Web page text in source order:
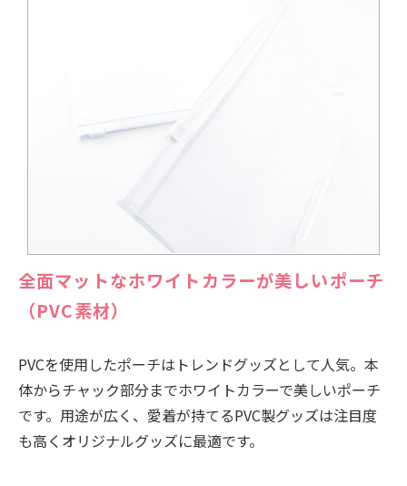
全面マットなホワイトカラーが美しいポーチ
（PVC素材）
PVCを使用したポーチはトレンドグッズとして人気。本
体からチャック部分までホワイトカラーで美しいポーチ
です。用途が広く、愛着が持てるPVC製グッズは注目度
も高くオリジナルグッズに最適です。